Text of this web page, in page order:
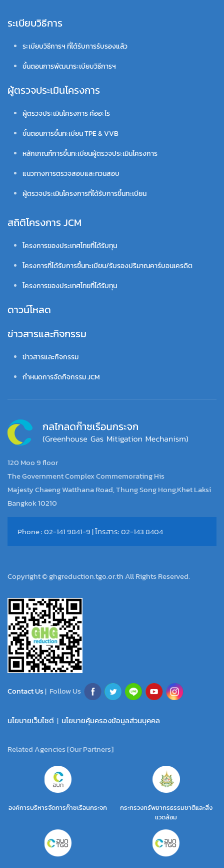
ระเบียบวิธีการ
ระเบียบวิธีการฯ ที่ได้รับการรับรองแล้ว
ขั้นตอนการพัฒนาระเบียบวิธีการฯ
ผู้ตรวจประเมินโครงการ
ผู้ตรวจประเมินโครงการ คืออะไร
ขั้นตอนการขึ้นทะเบียน TPE & VVB
หลักเกณฑ์การขึ้นทะเบียนผู้ตรวจประเมินโครงการ
แนวทางการตรวจสอบและทวนสอบ
ผู้ตรวจประเมินโครงการที่ได้รับการขึ้นทะเบียน
สถิติโครงการ JCM
โครงการของประเทศไทยที่ได้รับทุน
โครงการที่ได้รับการขึ้นทะเบียน/รับรองปริมาณคาร์บอนเครดิต
โครงการของประเทศไทยที่ได้รับทุน
ดาวน์โหลด
ข่าวสารและกิจกรรม
ข่าวสารและกิจกรรม
กำหนดการจัดกิจกรรม JCM
120 Moo 9 floor
The Government Complex Commemorating His
Majesty Chaeng Watthana Road, Thung Song Hong,Khet Laksi
Bangkok 10210
Phone : 02-141 9841-9 | โทรสาร: 02-143 8404
Copyright © ghgreduction.tgo.or.th All Rights Reserved.
Contact Us| Follow Us
นโยบายเว็บไซต์ | นโยบายคุ้มครองข้อมูลส่วนบุคคล
Related Agencies [Our Partners]
องค์การบริหารจัดการก๊าซเรือนกระจก
กระทรวงทรัพยากรธรรมชาติและสิ่ง
แวดล้อม